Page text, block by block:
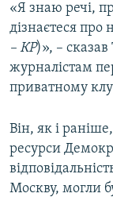
«Я знаю речі,
дізнаєтеся про
– КР)», –
журналістам
приватному
Він, як і
ресурси
Москву, могли